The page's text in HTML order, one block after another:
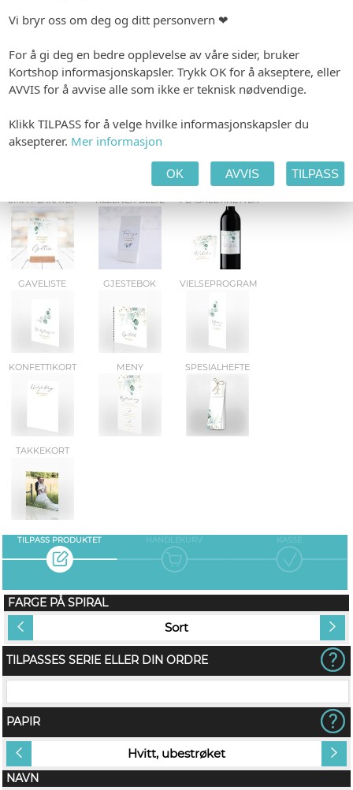
MATCHENDE PRODUKTER:
ETIKETTER
SMÅ PLAKATER KLEENEX-BELTE FLASKEETIKETTER
GAVELISTE GJESTEBOK VIELSEPROGRAM
KONFETTIKORT MENY SPESIALHEFTE
TAKKEKORT
TILPASS PRODUKTET HANDLEKURV KASSE
FARGE PÅ SPIRAL
Sort
TILPASSES SERIE ELLER DIN ORDRE
PAPIR
Hvitt, ubestrøket
NAVN
Vi bryr oss om deg og ditt personvern ❤
For å gi deg en bedre opplevelse av våre sider, bruker
Kortshop informasjonskapsler. Trykk OK for å akseptere, eller
AVVIS for å avvise alle som ikke er teknisk nødvendige.
Klikk TILPASS for å velge hvilke informasjonskapsler du
aksepterer. Mer informasjon
OK AVVIS TILPASS